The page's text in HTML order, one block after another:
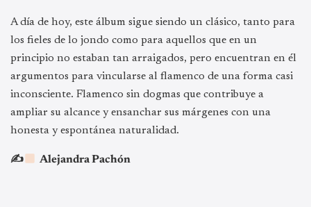
A día de hoy, este álbum sigue siendo un clásico, tanto para
los fieles de lo jondo como para aquellos que en un
principio no estaban tan arraigados, pero encuentran en él
argumentos para vincularse al flamenco de una forma casi
inconsciente. Flamenco sin dogmas que contribuye a
ampliar su alcance y ensanchar sus márgenes con una
honesta y espontánea naturalidad.
✍ Alejandra Pachón